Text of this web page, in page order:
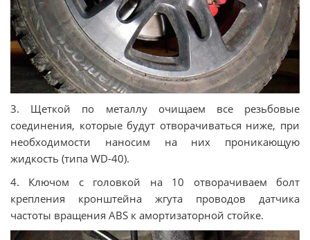
3. Щеткой по металлу очищаем все резьбовые
соединения, которые будут отворачиваться ниже, при
необходимости наносим на них проникающую
жидкость (типа WD-40).
4. Ключом с головкой на 10 отворачиваем болт
крепления кронштейна жгута проводов датчика
частоты вращения ABS к амортизаторной стойке.